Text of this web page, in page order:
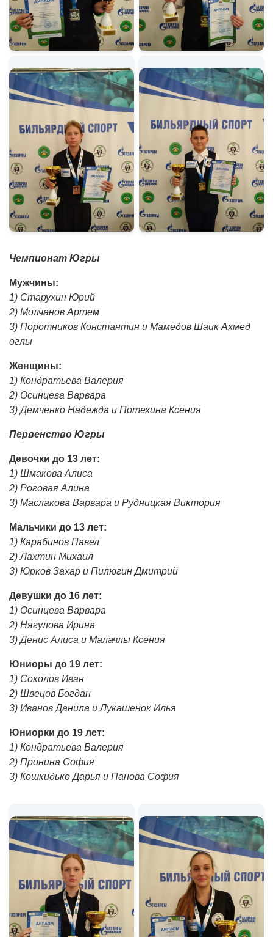
Чемпионат Югры
Мужчины:
1) Старухин Юрий
2) Молчанов Артем
3) Поротников Константин и Мамедов Шаик Ахмед
оглы
Женщины:
1) Кондратьева Валерия
2) Осинцева Варвара
3) Демченко Надежда и Потехина Ксения
Первенство Югры
Девочки до 13 лет:
1) Шмакова Алиса
2) Роговая Алина
3) Маслакова Варвара и Рудницкая Виктория
Мальчики до 13 лет:
1) Карабинов Павел
2) Лахтин Михаил
3) Юрков Захар и Пилюгин Дмитрий
Девушки до 16 лет:
1) Осинцева Варвара
2) Нягулова Ирина
3) Денис Алиса и Малачлы Ксения
Юниоры до 19 лет:
1) Соколов Иван
2) Швецов Богдан
3) Иванов Данила и Лукашенок Илья
Юниорки до 19 лет:
1) Кондратьева Валерия
2) Пронина София
3) Кошкидько Дарья и Панова София